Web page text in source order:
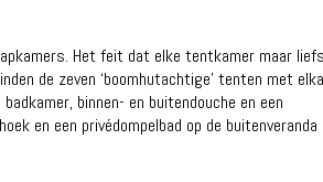
Het feit dat elke tentkamer maar
de zeven ‘boomhutachtige’ tenten met
binnen- en buitendouche en een
en een privédompelbad op de buitenveranda